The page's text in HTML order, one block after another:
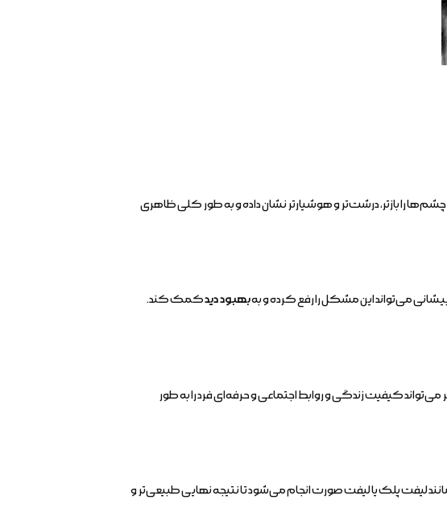
را بازتر، درشت‌تر و هوشیارتر نشان داده و به طور کلی ظاهری
می‌تواند این مشکل را رفع کرده و بهبهبود دیدکمک کند.
می‌تواند کیفیت زندگی و روابط اجتماعی و حرفه‌ای فرد را به طور
لیفت پلک یا لیفت صورت انجام می‌شود تا نتیجه نهایی طبیعی‌تر و